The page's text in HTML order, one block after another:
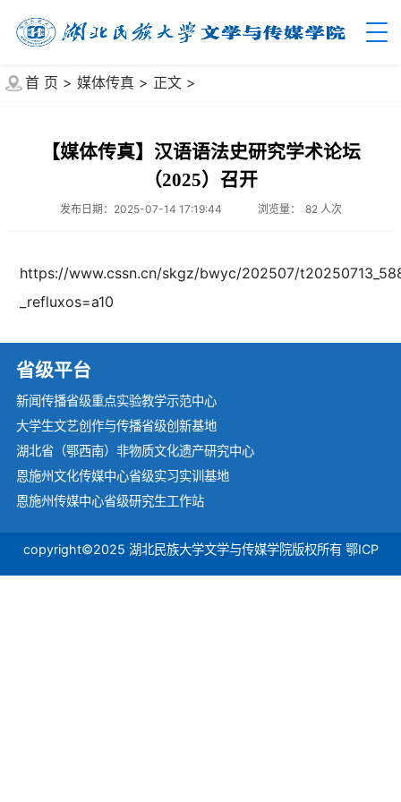
首 页 > 媒体传真 > 正文 >
【媒体传真】汉语语法史研究学术论坛
（2025）召开
发布日期：2025-07-14 17:19:44 浏览量： 82人次
https://www.cssn.cn/skgz/bwyc/202507/
_refluxos=a10
省级平台
新闻传播省级重点实验教学示范中心
大学生文艺创作与传播省级创新基地
湖北省（鄂西南）非物质文化遗产研究中心
恩施州文化传媒中心省级实习实训基地
恩施州传媒中心省级研究生工作站
copyright©2025 湖北民族大学文学与传媒学院版权所有 鄂ICP